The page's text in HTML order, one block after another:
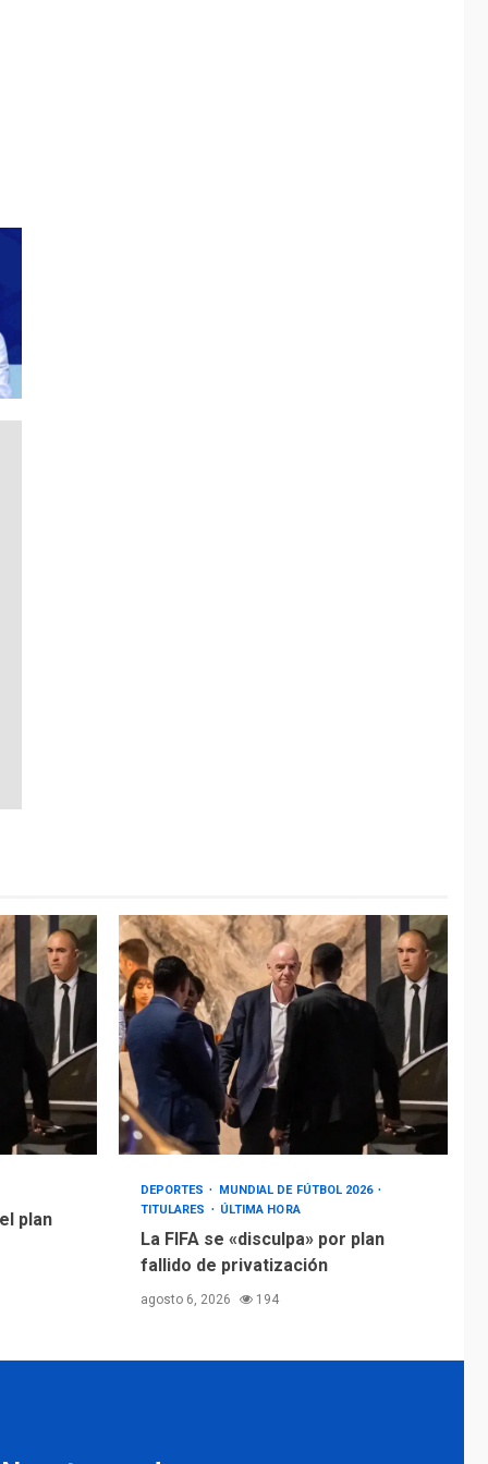
plan
DEPORTES
MUNDIAL DE FÚTBOL 2026
TITULARES
ÚLTIMA HORA
La FIFA se «disculpa» por plan
fallido de privatización
agosto 6, 2026 194